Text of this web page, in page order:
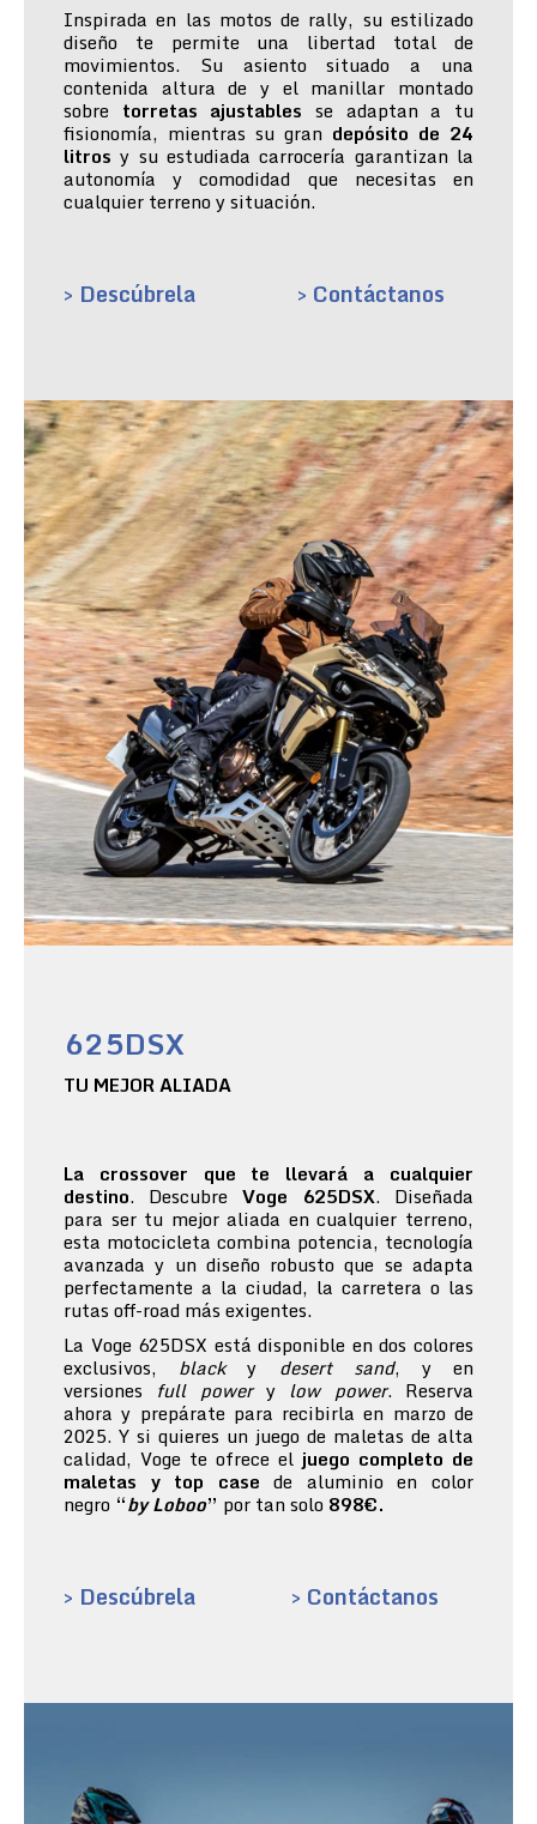
Inspirada en las motos de rally, su estilizado
diseño te permite una libertad total de
movimientos. Su asiento situado a una
contenida altura de y el manillar montado
sobre torretas ajustables se adaptan a tu
fisionomía, mientras su gran depósito de 24
litros y su estudiada carrocería garantizan la
autonomía y comodidad que necesitas en
cualquier terreno y situación.
> Descúbrela > Contáctanos
625DSX
TU MEJOR ALIADA
La crossover que te llevará a cualquier
destino. Descubre Voge 625DSX. Diseñada
para ser tu mejor aliada en cualquier terreno,
esta motocicleta combina potencia, tecnología
avanzada y un diseño robusto que se adapta
perfectamente a la ciudad, la carretera o las
rutas off-road más exigentes.
La Voge 625DSX está disponible en dos colores
exclusivos, blacky desert sand, y en
versiones full powery low power. Reserva
ahora y prepárate para recibirla en marzo de
2025. Y si quieres un juego de maletas de alta
calidad, Voge te ofrece el juego completo de
maletas y top case de aluminio en color
negro “by Loboo” por tan solo 898€.
> Descúbrela > Contáctanos